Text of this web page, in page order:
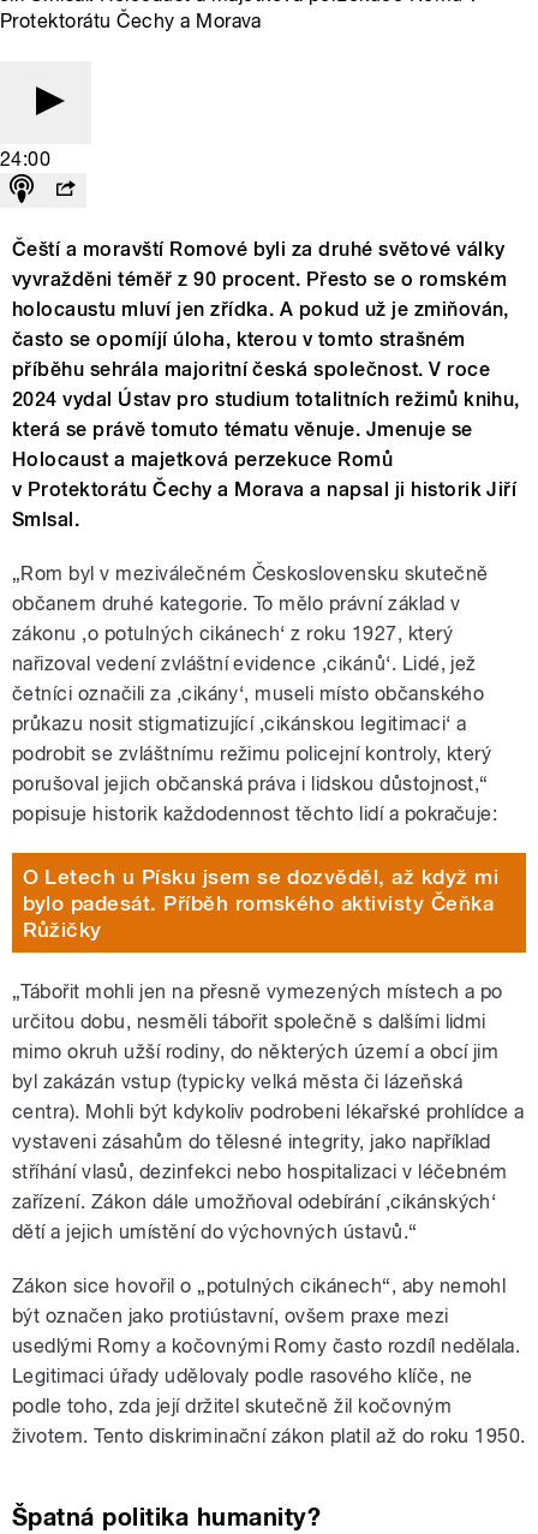
Protektorátu Čechy a Morava
24:00
Čeští a moravští Romové byli za druhé světové války
vyvražděni téměř z 90 procent. Přesto se o romském
holocaustu mluví jen zřídka. A pokud už je zmiňován,
často se opomíjí úloha, kterou v tomto strašném
příběhu sehrála majoritní česká společnost. V roce
2024 vydal Ústav pro studium totalitních režimů knihu,
která se právě tomuto tématu věnuje. Jmenuje se
Holocaust a majetková perzekuce Romů
v Protektorátu Čechy a Morava a napsal ji historik Jiří
Smlsal.
„Rom byl v meziválečném Československu skutečně
občanem druhé kategorie. To mělo právní základ v
zákonu ‚o potulných cikánech‘ z roku 1927, který
nařizoval vedení zvláštní evidence ‚cikánů‘. Lidé, jež
četníci označili za ‚cikány‘, museli místo občanského
průkazu nosit stigmatizující ‚cikánskou legitimaci‘ a
podrobit se zvláštnímu režimu policejní kontroly, který
porušoval jejich občanská práva i lidskou důstojnost,“
popisuje historik každodennost těchto lidí a pokračuje:
O Letech u Písku jsem se dozvěděl, až když mi
bylo padesát. Příběh romského aktivisty Čeňka
Růžičky
„Tábořit mohli jen na přesně vymezených místech a po
určitou dobu, nesměli tábořit společně s dalšími lidmi
mimo okruh užší rodiny, do některých území a obcí jim
byl zakázán vstup (typicky velká města či lázeňská
centra). Mohli být kdykoliv podrobeni lékařské prohlídce a
vystaveni zásahům do tělesné integrity, jako například
stříhání vlasů, dezinfekci nebo hospitalizaci v léčebném
zařízení. Zákon dále umožňoval odebírání ‚cikánských‘
dětí a jejich umístění do výchovných ústavů.“
Zákon sice hovořil o „potulných cikánech“, aby nemohl
být označen jako protiústavní, ovšem praxe mezi
usedlými Romy a kočovnými Romy často rozdíl nedělala.
Legitimaci úřady udělovaly podle rasového klíče, ne
podle toho, zda její držitel skutečně žil kočovným
životem. Tento diskriminační zákon platil až do roku 1950.
Špatná politika humanity?